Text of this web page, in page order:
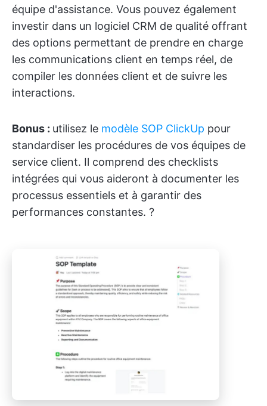
équipe d'assistance. Vous pouvez également
investir dans un logiciel CRM de qualité offrant
des options permettant de prendre en charge
les communications client en temps réel, de
compiler les données client et de suivre les
interactions.
Bonus : utilisez le modèle SOP ClickUp pour
standardiser les procédures de vos équipes de
service client. Il comprend des checklists
intégrées qui vous aideront à documenter les
processus essentiels et à garantir des
performances constantes. ?